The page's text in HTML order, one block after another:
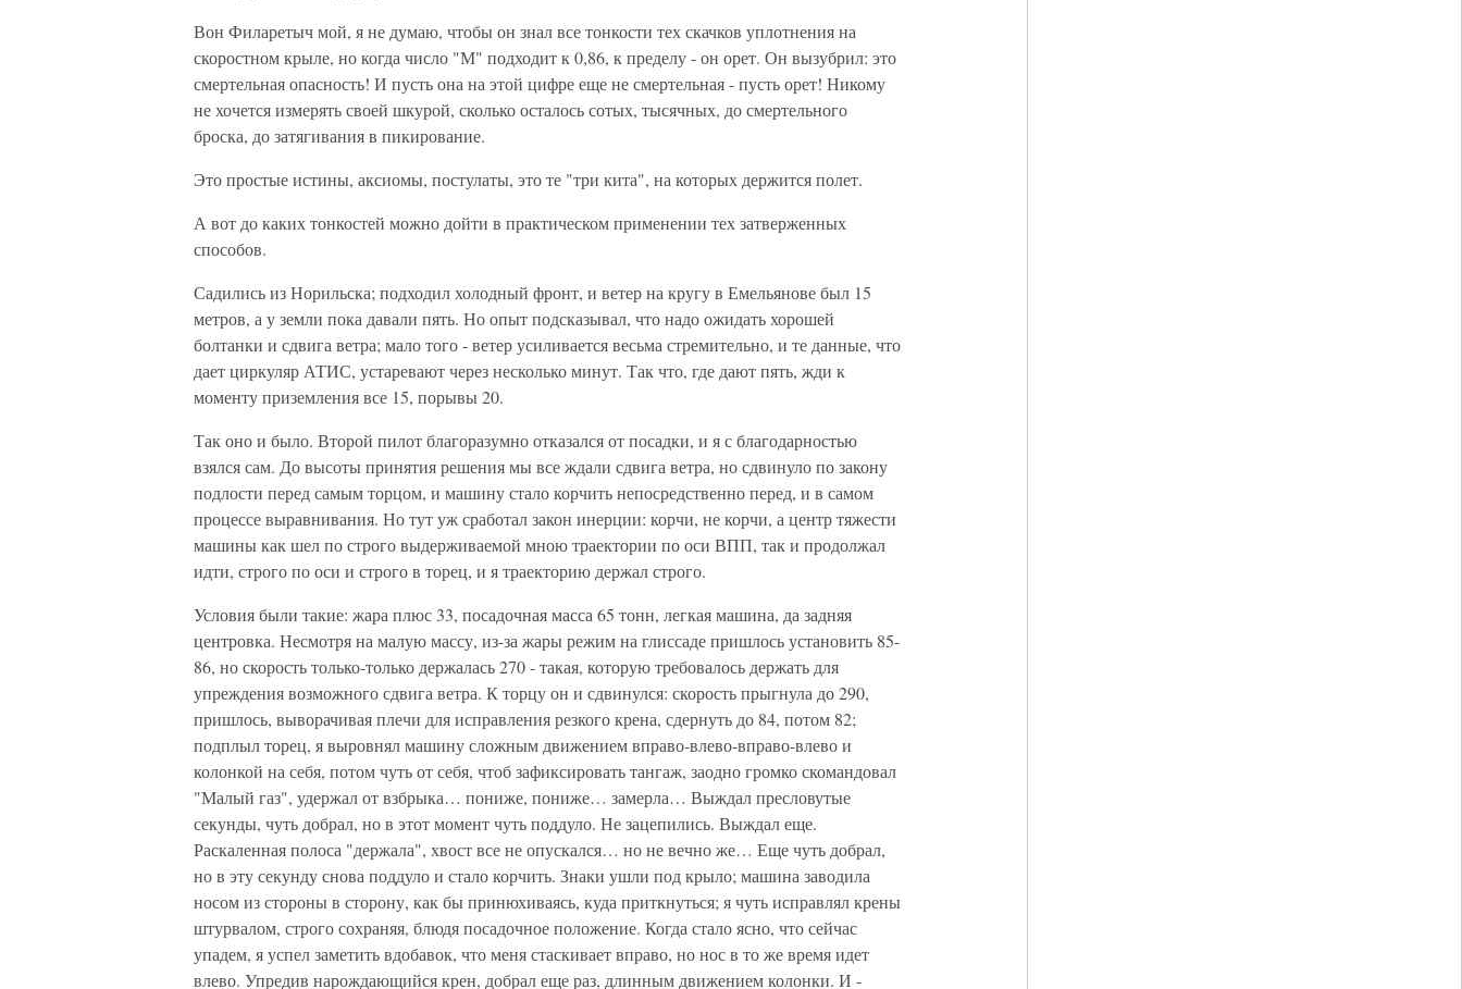
Вон Филаретыч мой, я не думаю, чтобы он знал все тонкости тех скачков уплотнения на
скоростном крыле, но когда число "М" подходит к 0,86, к пределу - он орет. Он вызубрил: это
смертельная опасность! И пусть она на этой цифре еще не смертельная - пусть орет! Никому
не хочется измерять своей шкурой, сколько осталось сотых, тысячных, до смертельного
броска, до затягивания в пикирование.
Это простые истины, аксиомы, постулаты, это те "три кита", на которых держится полет.
А вот до каких тонкостей можно дойти в практическом применении тех затверженных
способов.
Садились из Норильска; подходил холодный фронт, и ветер на кругу в Емельянове был 15
метров, а у земли пока давали пять. Но опыт подсказывал, что надо ожидать хорошей
болтанки и сдвига ветра; мало того - ветер усиливается весьма стремительно, и те данные, что
дает циркуляр АТИС, устаревают через несколько минут. Так что, где дают пять, жди к
моменту приземления все 15, порывы 20.
Так оно и было. Второй пилот благоразумно отказался от посадки, и я с благодарностью
взялся сам. До высоты принятия решения мы все ждали сдвига ветра, но сдвинуло по закону
подлости перед самым торцом, и машину стало корчить непосредственно перед, и в самом
процессе выравнивания. Но тут уж сработал закон инерции: корчи, не корчи, а центр тяжести
машины как шел по строго выдерживаемой мною траектории по оси ВПП, так и продолжал
идти, строго по оси и строго в торец, и я траекторию держал строго.
Условия были такие: жара плюс 33, посадочная масса 65 тонн, легкая машина, да задняя
центровка. Несмотря на малую массу, из-за жары режим на глиссаде пришлось установить 85-
86, но скорость только-только держалась 270 - такая, которую требовалось держать для
упреждения возможного сдвига ветра. К торцу он и сдвинулся: скорость прыгнула до 290,
пришлось, выворачивая плечи для исправления резкого крена, сдернуть до 84, потом 82;
подплыл торец, я выровнял машину сложным движением вправо-влево-вправо-влево и
колонкой на себя, потом чуть от себя, чтоб зафиксировать тангаж, заодно громко скомандовал
"Малый газ", удержал от взбрыка… пониже, пониже… замерла… Выждал пресловутые
секунды, чуть добрал, но в этот момент чуть поддуло. Не зацепились. Выждал еще.
Раскаленная полоса "держала", хвост все не опускался… но не вечно же… Еще чуть добрал,
но в эту секунду снова поддуло и стало корчить. Знаки ушли под крыло; машина заводила
носом из стороны в сторону, как бы принюхиваясь, куда приткнуться; я чуть исправлял крены
штурвалом, строго сохраняя, блюдя посадочное положение. Когда стало ясно, что сейчас
упадем, я успел заметить вдобавок, что меня стаскивает вправо, но нос в то же время идет
влево. Упредив нарождающийся крен, добрал еще раз, длинным движением колонки. И -